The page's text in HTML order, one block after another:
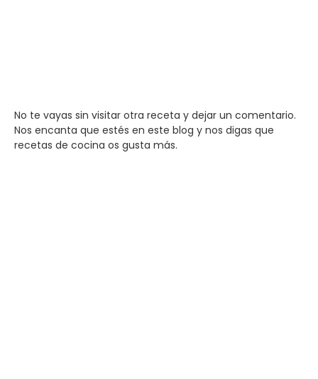
No te vayas sin visitar otra receta y dejar un comentario.
Nos encanta que estés en este blog y nos digas que
recetas de cocina os gusta más.